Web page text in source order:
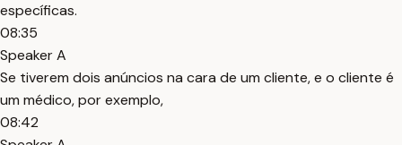
específicas.
08:35
Speaker A
Se tiverem dois anúncios na cara de um cliente, e o cliente é
um médico, por exemplo,
08:42